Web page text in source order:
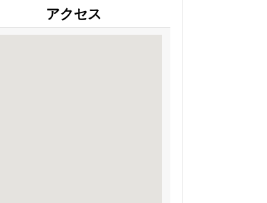
アクセス